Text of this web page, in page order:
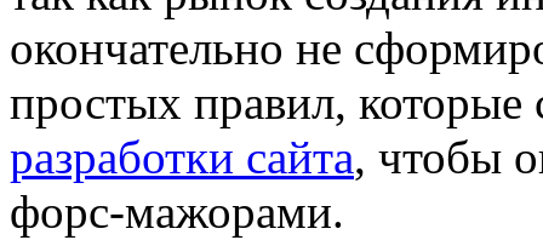
окончательно не
простых правил, которые
разработки сайта, чтобы
форс-мажорами.